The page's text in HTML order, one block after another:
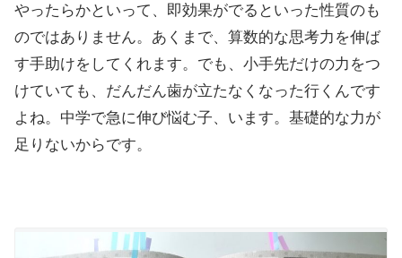
やったらかといって、即効果がでるといった性質のも
のではありません。あくまで、算数的な思考力を伸ば
す手助けをしてくれます。でも、小手先だけの力をつ
けていても、だんだん歯が立たなくなった行くんです
よね。中学で急に伸び悩む子、います。基礎的な力が
足りないからです。